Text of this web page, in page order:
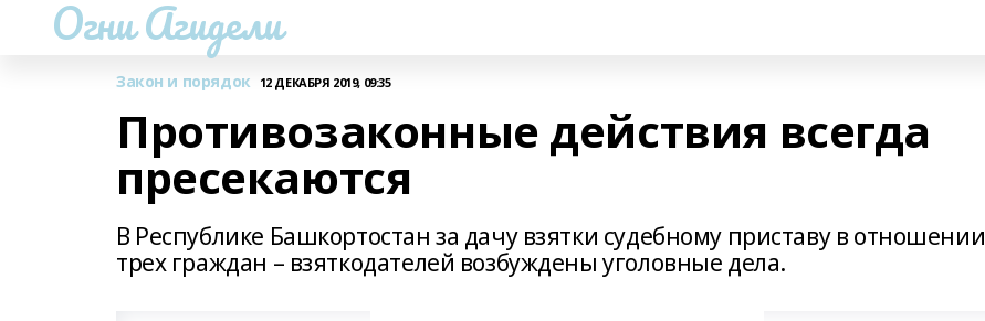
Огни Агидели
Закон и порядок 12 ДЕКАБРЯ 2019, 09:35
Противозаконные действия всегда
пресекаются
В Республике Башкортостан за дачу взятки судебному приставу в отношении
трех граждан – взяткодателей возбуждены уголовные дела.